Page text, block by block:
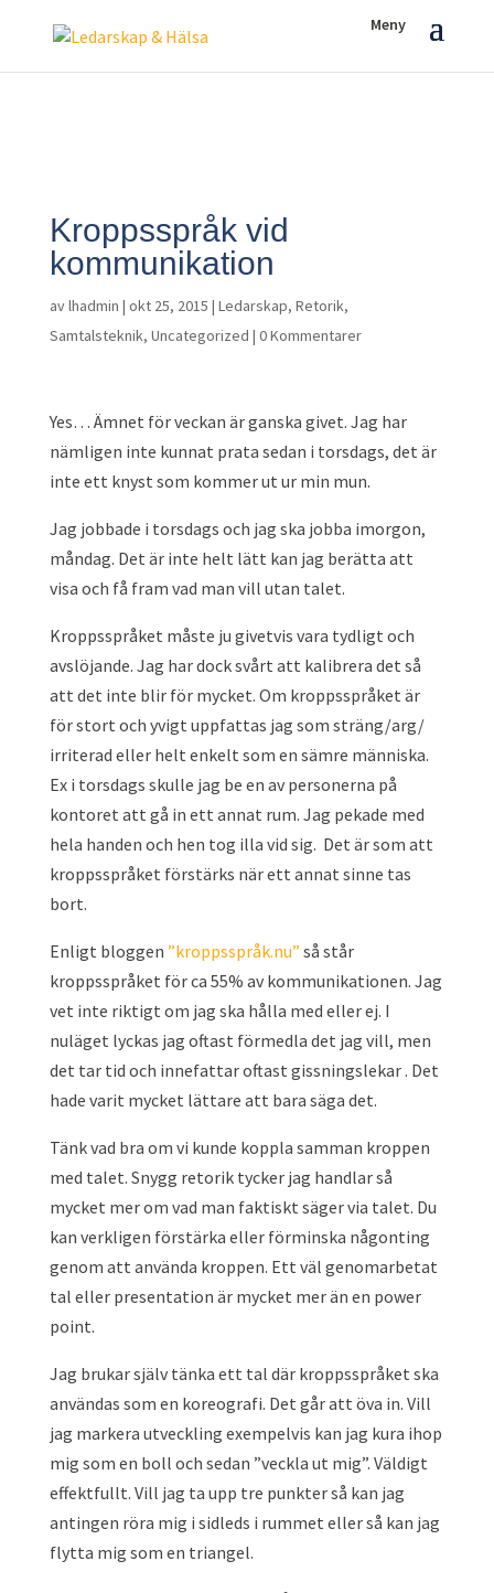
Kroppsspråk vid
kommunikation
avlhadmin | okt 25, 2015 | Ledarskap, Retorik,
Samtalsteknik, Uncategorized | 0 Kommentarer
Yes… Ämnet för veckan är ganska givet. Jag har
nämligen inte kunnat prata sedan i torsdags, det är
inte ett knyst som kommer ut ur min mun.
Jag jobbade i torsdags och jag ska jobba imorgon,
måndag. Det är inte helt lätt kan jag berätta att
visa och få fram vad man vill utan talet.
Kroppsspråket måste ju givetvis vara tydligt och
avslöjande. Jag har dock svårt att kalibrera det så
att det inte blir för mycket. Om kroppsspråket är
för stort och yvigt uppfattas jag som sträng/arg/
irriterad eller helt enkelt som en sämre människa.
Ex i torsdags skulle jag be en av personerna på
kontoret att gå in ett annat rum. Jag pekade med
hela handen och hen tog illa vid sig. Det är som att
kroppsspråket förstärks när ett annat sinne tas
bort.
Enligt bloggen ”kroppsspråk.nu” så står
kroppsspråket för ca 55% av kommunikationen. Jag
vet inte riktigt om jag ska hålla med eller ej. I
nuläget lyckas jag oftast förmedla det jag vill, men
det tar tid och innefattar oftast gissningslekar . Det
hade varit mycket lättare att bara säga det.
Tänk vad bra om vi kunde koppla samman kroppen
med talet. Snygg retorik tycker jag handlar så
mycket mer om vad man faktiskt säger via talet. Du
kan verkligen förstärka eller förminska någonting
genom att använda kroppen. Ett väl genomarbetat
tal eller presentation är mycket mer än en power
point.
Jag brukar själv tänka ett tal där kroppsspråket ska
användas som en koreografi. Det går att öva in. Vill
jag markera utveckling exempelvis kan jag kura ihop
mig som en boll och sedan ”veckla ut mig”. Väldigt
effektfullt. Vill jag ta upp tre punkter så kan jag
antingen röra mig i sidleds i rummet eller så kan jag
flytta mig som en triangel.